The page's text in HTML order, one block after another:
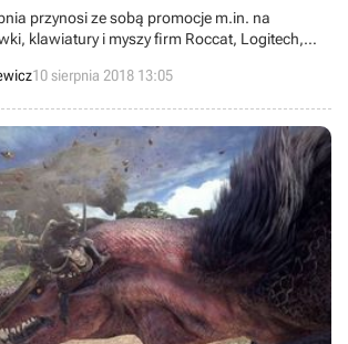
przynosi ze sobą promocje m.in. na
klawiatury i myszy firm Roccat, Logitech,
telewizory Samsunga, Panasonica i Sharpa.
10 sierpnia 2018 13:05